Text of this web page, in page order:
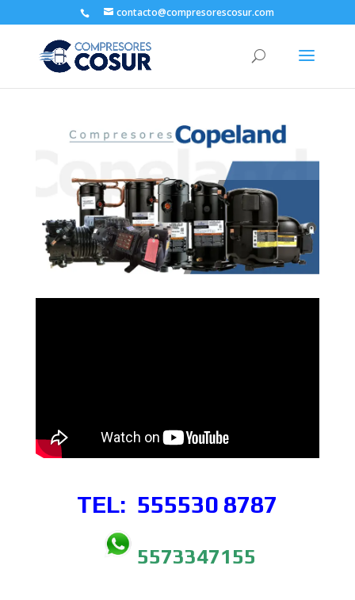
contacto@compresorescosur.com
TEL: 555530 8787
5573347155